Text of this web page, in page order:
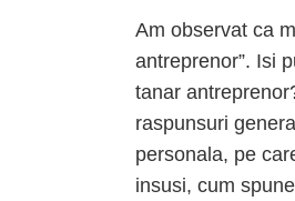
Am observat ca
antreprenor”. Isi
tanar
raspunsuri
personala, pe
insusi, cum